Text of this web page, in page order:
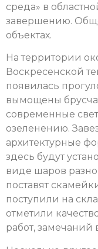
среда» в
завершению.
объектах.
На территории
Воскресенской
появилась
вымощены
современные
озеленению.
архитектурные
здесь будут
виде шаров
поставят
поступили на
отметили
работ,